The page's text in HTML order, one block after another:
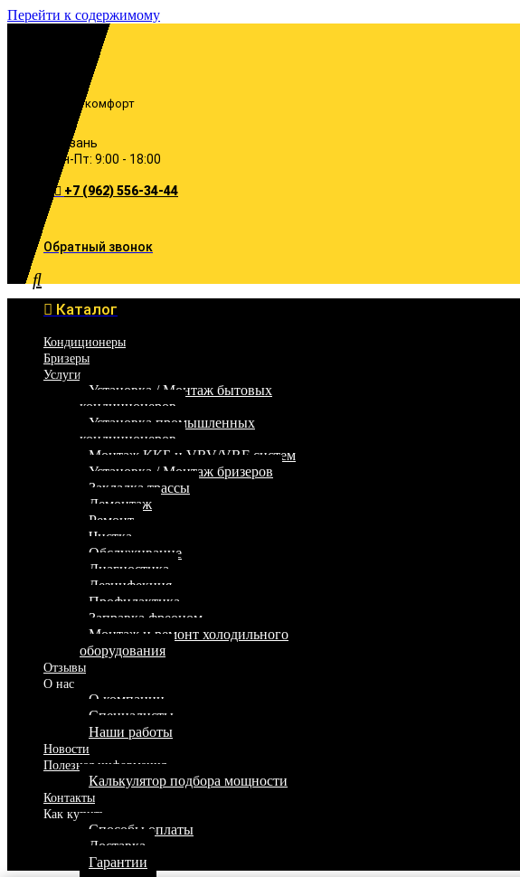
Перейти к содержимому
Включи комфорт
Казань
Пн-Пт: 9:00 - 18:00
+7 (962) 556-34-44
Обратный звонок
Каталог
Кондиционеры
Бризеры
Услуги
Установка / Монтаж бытовых
кондиционеров
Установка промышленных
кондиционеров
Монтаж ККБ и VRV/VRF систем
Установка / Монтаж бризеров
Закладка трассы
Демонтаж
Ремонт
Чистка
Обслуживание
Диагностика
Дезинфекция
Профилактика
Заправка фреоном
Монтаж и ремонт холодильного
оборудования
Отзывы
О нас
О компании
Специалисты
Наши работы
Новости
Полезная информация
Калькулятор подбора мощности
Контакты
Как купить
Способы оплаты
Доставка
Гарантии